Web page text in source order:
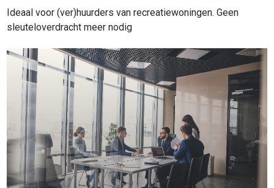
Ideaal voor (ver)huurders van recreatiewoningen. Geen
sleuteloverdracht meer nodig